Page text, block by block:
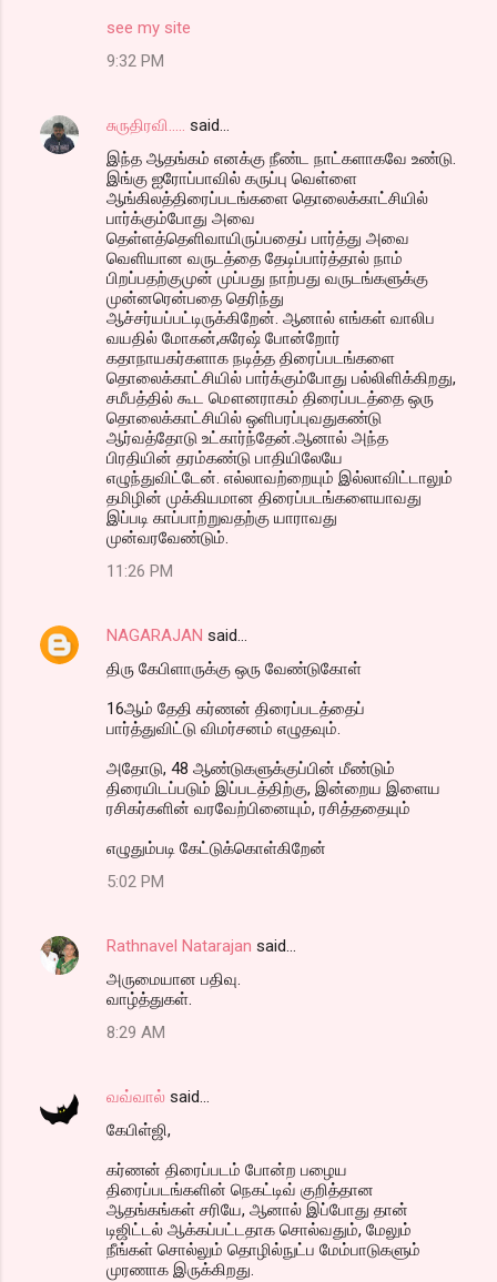
see my site
9:32 PM
சுருதிரவி..... said…
இந்த ஆதங்கம் எனக்கு நீண்ட நாட்களாகவே உண்டு.
இங்கு ஐரோப்பாவில் கருப்பு வெள்ளை
ஆங்கிலத்திரைப்படங்களை தொலைக்காட்சியில்
பார்க்கும்போது அவை
தெள்ளத்தெளிவாயிருப்பதைப் பார்த்து அவை
வெளியான வருடத்தை தேடிப்பார்த்தால் நாம்
பிறப்பதற்குமுன் முப்பது நாற்பது வருடங்களுக்கு
முன்னரென்பதை தெரிந்து
ஆச்சர்யப்பட்டிருக்கிறேன். ஆனால் எங்கள் வாலிப
வயதில் மோகன்,சுரேஷ் போன்றோர்
கதாநாயகர்களாக நடித்த திரைப்படங்களை
தொலைக்காட்சியில் பார்க்கும்போது பல்லிளிக்கிறது,
சமீபத்தில் கூட மௌனராகம் திரைப்படத்தை ஒரு
தொலைக்காட்சியில் ஒளிபரப்புவதுகண்டு
ஆர்வத்தோடு உட்கார்ந்தேன்.ஆனால் அந்த
பிரதியின் தரம்கண்டு பாதியிலேயே
எழுந்துவிட்டேன். எல்லாவற்றையும் இல்லாவிட்டாலும்
தமிழின் முக்கியமான திரைப்படங்களையாவது
இப்படி காப்பாற்றுவதற்கு யாராவது
முன்வரவேண்டும்.
11:26 PM
NAGARAJAN said…
திரு கேபிளாருக்கு ஒரு வேண்டுகோள்
16ஆம் தேதி கர்ணன் திரைப்படத்தைப்
பார்த்துவிட்டு விமர்சனம் எழுதவும்.
அதோடு, 48 ஆண்டுகளுக்குப்பின் மீண்டும்
திரையிடப்படும் இப்படத்திற்கு, இன்றைய இளைய
ரசிகர்களின் வரவேற்பினையும், ரசித்ததையும்
எழுதும்படி கேட்டுக்கொள்கிறேன்
5:02 PM
Rathnavel Natarajan said…
அருமையான பதிவு.
வாழ்த்துகள்.
8:29 AM
வவ்வால் said…
கேபிள்ஜி,
கர்ணன் திரைப்படம் போன்ற பழைய
திரைப்படங்களின் நெகட்டிவ் குறித்தான
ஆதங்கங்கள் சரியே, ஆனால் இப்போது தான்
டிஜிட்டல் ஆக்கப்பட்டதாக சொல்வதும், மேலும்
நீங்கள் சொல்லும் தொழில்நுட்ப மேம்பாடுகளும்
முரணாக இருக்கிறது.